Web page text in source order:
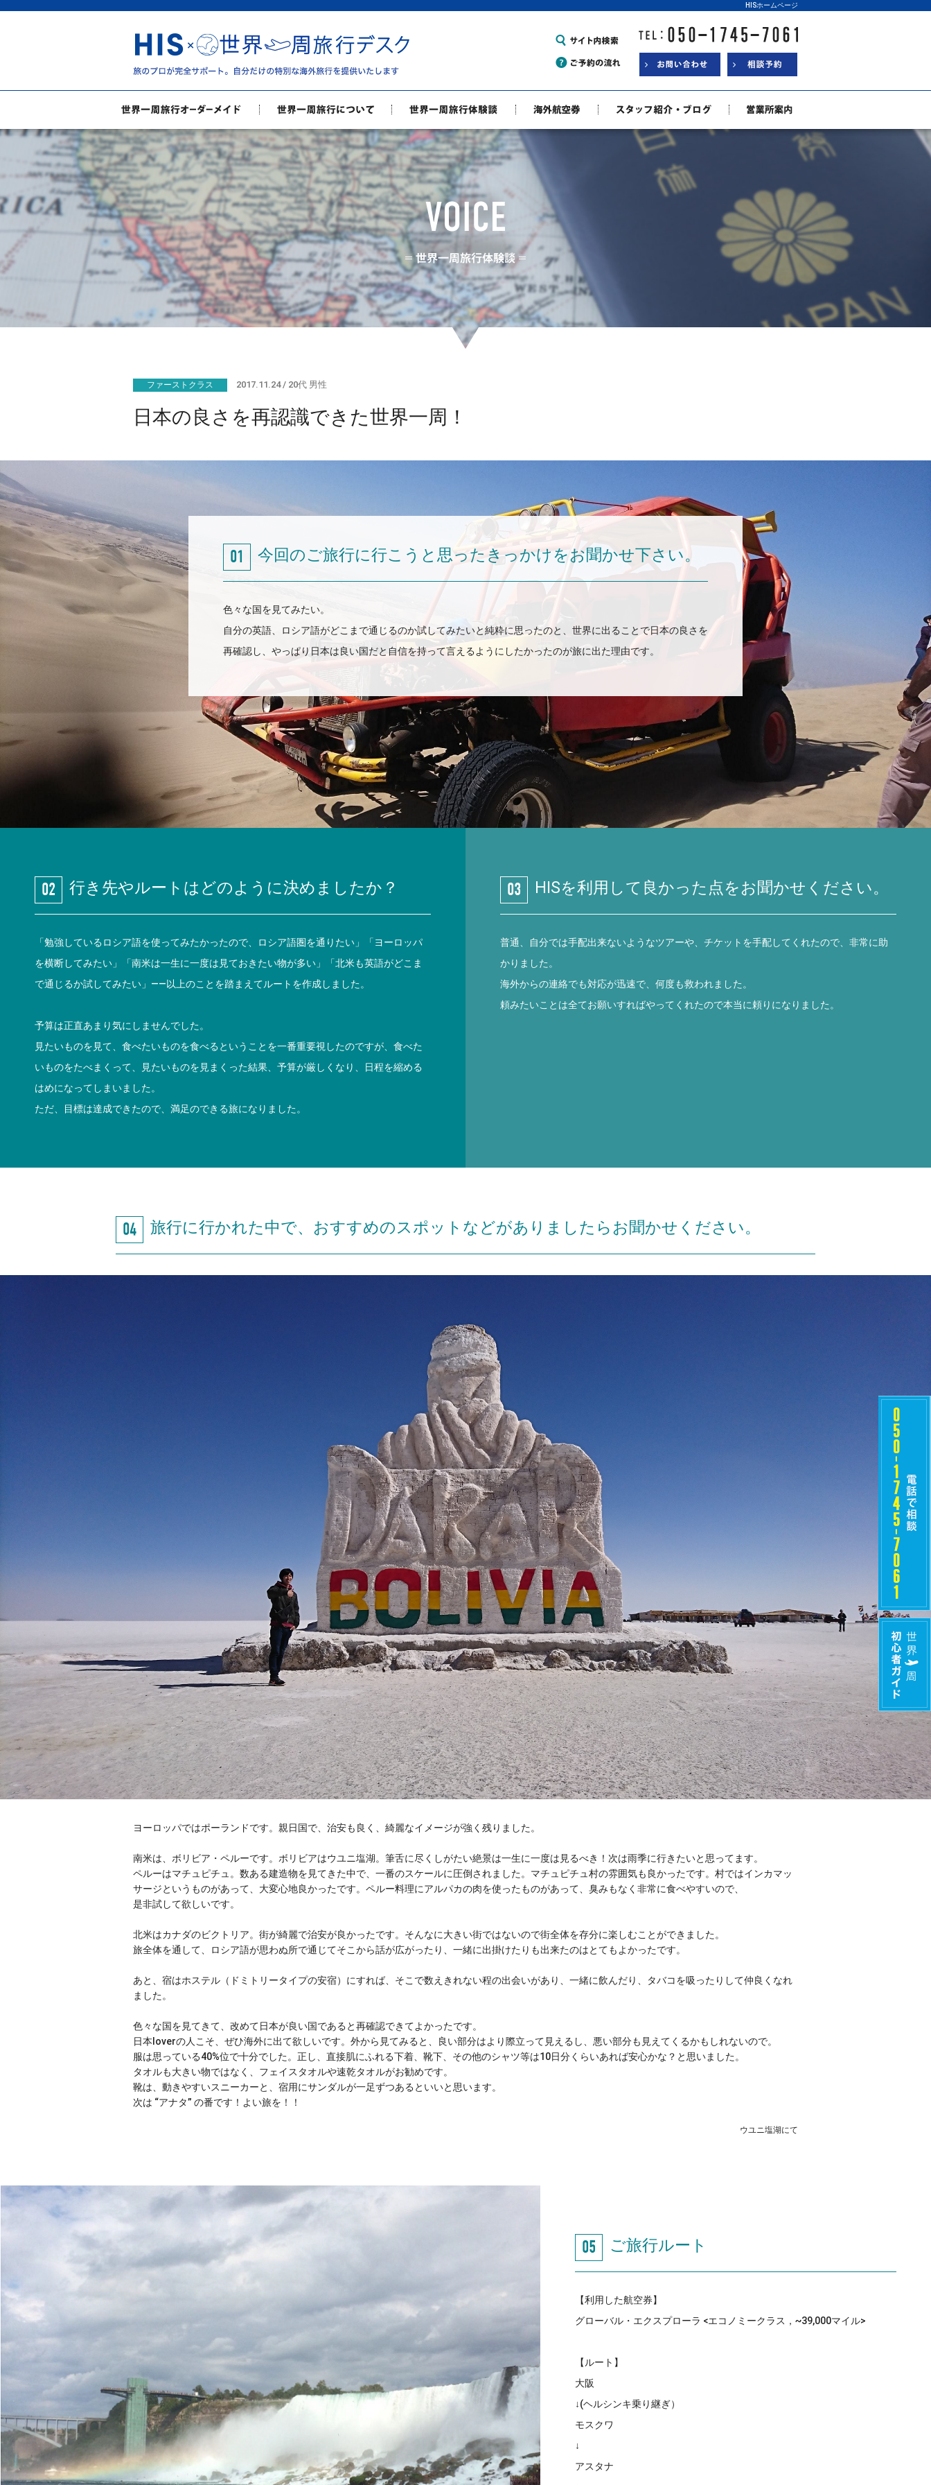
HISホームページ
ファーストクラス 2017.11.24 20代 男性
日本の良さを再認識できた世界一周！
今回のご旅行に行こうと思ったきっかけをお聞かせ下さい。
色々な国を見てみたい。
自分の英語、ロシア語がどこまで通じるのか試してみたいと純粋に思ったのと、世界に出ることで日本の良さを
再確認し、やっぱり日本は良い国だと自信を持って言えるようにしたかったのが旅に出た理由です。
行き先やルートはどのように決めましたか？
「勉強しているロシア語を使ってみたかったので、ロシア語圏を通りたい」「ヨーロッパ
を横断してみたい」「南米は一生に一度は見ておきたい物が多い」「北米も英語がどこま
で通じるか試してみたい」――以上のことを踏まえてルートを作成しました。
予算は正直あまり気にしませんでした。
見たいものを見て、食べたいものを食べるということを一番重要視したのですが、食べた
いものをたべまくって、見たいものを見まくった結果、予算が厳しくなり、日程を縮める
はめになってしまいました。
ただ、目標は達成できたので、満足のできる旅になりました。
HISを利用して良かった点をお聞かせください。
普通、自分では手配出来ないようなツアーや、チケットを手配してくれたので、非常に助
かりました。
海外からの連絡でも対応が迅速で、何度も救われました。
頼みたいことは全てお願いすればやってくれたので本当に頼りになりました。
旅行に行かれた中で、おすすめのスポットなどがありましたらお聞かせください。
ヨーロッパではポーランドです。親日国で、治安も良く、綺麗なイメージが強く残りました。
南米は、ボリビア・ペルーです。ボリビアはウユニ塩湖。筆舌に尽くしがたい絶景は一生に一度は見るべき！次は雨季に行きたいと思ってます。
ペルーはマチュピチュ。数ある建造物を見てきた中で、一番のスケールに圧倒されました。マチュピチュ村の雰囲気も良かったです。村ではインカマッ
サージというものがあって、大変心地良かったです。ペルー料理にアルパカの肉を使ったものがあって、臭みもなく非常に食べやすいので、
是非試して欲しいです。
北米はカナダのビクトリア。街が綺麗で治安が良かったです。そんなに大きい街ではないので街全体を存分に楽しむことができました。
旅全体を通して、ロシア語が思わぬ所で通じてそこから話が広がったり、一緒に出掛けたりも出来たのはとてもよかったです。
あと、宿はホステル（ドミトリータイプの安宿）にすれば、そこで数えきれない程の出会いがあり、一緒に飲んだり、タバコを吸ったりして仲良くなれ
ました。
色々な国を見てきて、改めて日本が良い国であると再確認できてよかったです。
日本loverの人こそ、ぜひ海外に出て欲しいです。外から見てみると、良い部分はより際立って見えるし、悪い部分も見えてくるかもしれないので。
服は思っている40%位で十分でした。正し、直接肌にふれる下着、靴下、その他のシャツ等は10日分くらいあれば安心かな？と思いました。
タオルも大きい物ではなく、フェイスタオルや速乾タオルがお勧めです。
靴は、動きやすいスニーカーと、宿用にサンダルが一足ずつあるといいと思います。
次は “アナタ” の番です！よい旅を！！
ウユニ塩湖にて
ご旅行ルート
【利用した航空券】
グローバル・エクスプローラ <エコノミークラス，~39,000マイル>
【ルート】
大阪
↓(ヘルシンキ乗り継ぎ）
モスクワ
↓
アスタナ